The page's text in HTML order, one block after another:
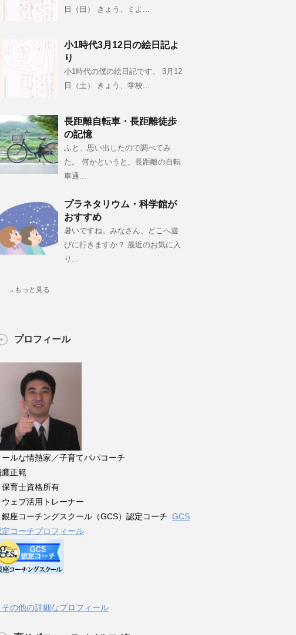
日（日） きょう、ミよ...
小1時代3月12日の絵日記よ
り
小1時代の僕の絵日記です。 3月12
日（土） きょう、学校...
長距離自転車・長距離徒歩
の記憶
ふと、思い出したので調べてみ
た。 何かというと、長距離の自転
車通...
プラネタリウム・科学館が
おすすめ
暑いですね。みなさん、どこへ遊
びに行きますか？ 最近のお気に入
り...
→もっと見る
プロフィール
ールな情熱家／子育てパパコーチ
鷹正範
保育士資格所有
ウェブ活用トレーナー
銀座コーチングスクール（GCS）認定コーチ GCS
定コーチプロフィール
の他の詳細なプロフィール